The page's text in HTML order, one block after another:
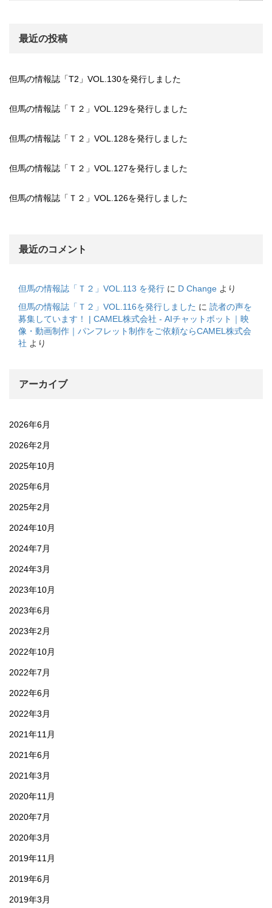
最近の投稿
但馬の情報誌「T2」VOL.130を発行しました
但馬の情報誌「Ｔ２」VOL.129を発行しました
但馬の情報誌「Ｔ２」VOL.128を発行しました
但馬の情報誌「Ｔ２」VOL.127を発行しました
但馬の情報誌「Ｔ２」VOL.126を発行しました
最近のコメント
但馬の情報誌「Ｔ２」VOL.113 を発行 に D Change より
但馬の情報誌「Ｔ２」VOL.116を発行しました に 読者の声を
募集しています！ | CAMEL株式会社 - AIチャットボット｜映
像・動画制作｜パンフレット制作をご依頼ならCAMEL株式会
社 より
アーカイブ
2026年6月
2026年2月
2025年10月
2025年6月
2025年2月
2024年10月
2024年7月
2024年3月
2023年10月
2023年6月
2023年2月
2022年10月
2022年7月
2022年6月
2022年3月
2021年11月
2021年6月
2021年3月
2020年11月
2020年7月
2020年3月
2019年11月
2019年6月
2019年3月